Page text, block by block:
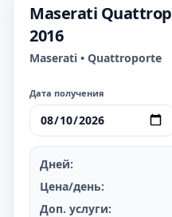
Maserati
2016
Maserati • Quattroporte
Дата получения
Дней:
Цена/день:
Доп. услуги: